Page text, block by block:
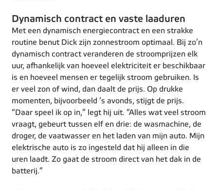
Dynamisch contract en vaste laaduren
Met een dynamisch energiecontract en een strakke
routine benut Dick zijn zonnestroom optimaal. Bij zo’n
dynamisch contract veranderen de stroomprijzen elk
uur, afhankelijk van hoeveel elektriciteit er beschikbaar
is en hoeveel mensen er tegelijk stroom gebruiken. Is
er veel zon of wind, dan daalt de prijs. Op drukke
momenten, bijvoorbeeld ’s avonds, stijgt de prijs.
“Daar speel ik op in,” legt hij uit. “Alles wat veel stroom
vraagt, gebeurt tussen elf en drie: de wasmachine, de
droger, de vaatwasser en het laden van mijn auto. Mijn
elektrische auto is zo ingesteld dat hij alleen in die
uren laadt. Zo gaat de stroom direct van het dak in de
batterij.”